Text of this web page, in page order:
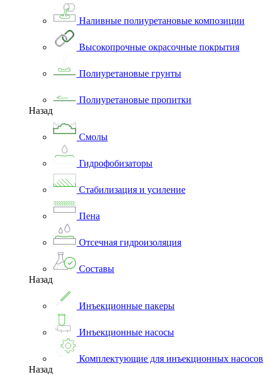
Наливные полиуретановые композиции
Высокопрочные окрасочные покрытия
Полиуретановые грунты
Полиуретановые пропитки
Назад
Смолы
Гидрофобизаторы
Стабилизация и усиление
Пена
Отсечная гидроизоляция
Составы
Назад
Инъекционные пакеры
Инъекционные насосы
Комплектующие для инъекционных насосов
Назад